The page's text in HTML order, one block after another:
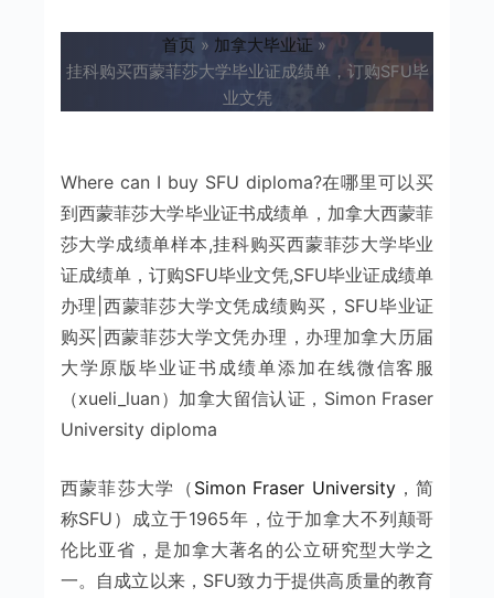
首页
加拿大毕业证
挂科购买西蒙菲莎大学毕业证成绩单，订购SFU毕
业文凭
Where can I buy SFU diploma?在哪里可以买
到西蒙菲莎大学毕业证书成绩单，加拿大西蒙菲
莎大学成绩单样本,挂科购买西蒙菲莎大学毕业
证成绩单，订购SFU毕业文凭,SFU毕业证成绩单
办理|西蒙菲莎大学文凭成绩购买，SFU毕业证
购买|西蒙菲莎大学文凭办理，办理加拿大历届
大学原版毕业证书成绩单添加在线微信客服
（xueli_luan）加拿大留信认证，Simon Fraser
University diploma
西蒙菲莎大学（ Simon Fraser University，简
称SFU）成立于1965年，位于加拿大不列颠哥
伦比亚省，是加拿大著名的公立研究型大学之
一。自成立以来，SFU致力于提供高质量的教育